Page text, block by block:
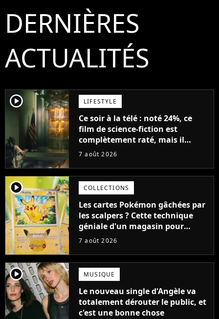
DERNIÈRES
ACTUALITÉS
player2 LIFESTYLE
Ce soir à la télé : noté 24%, ce
film de science-fiction est
complètement raté, mais il
aurait pu être encore pire à
7 août 2026
player2 COLLECTIONS
Les cartes Pokémon gâchées par
les scalpers ? Cette technique
géniale d'un magasin pour
ruiner les revendeurs
7 août 2026
player2 MUSIQUE
Le nouveau single d'Angèle va
totalement dérouter le public, et
c'est une bonne chose